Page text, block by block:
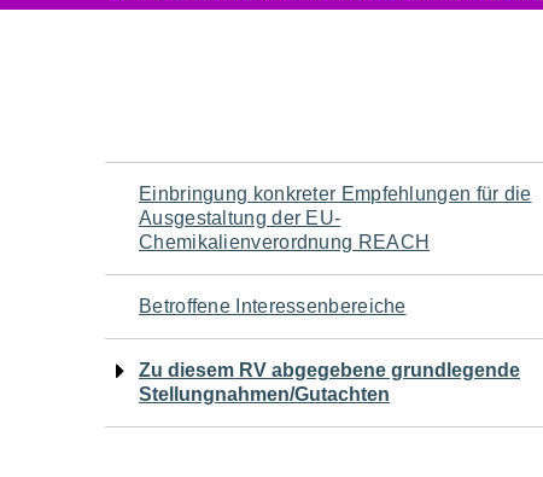
Navigation
für
den
Seiteninhalt
Einbringung konkreter Empfehlungen für die
Ausgestaltung der EU-
Chemikalienverordnung REACH
Betroffene Interessenbereiche
Zu diesem RV abgegebene grundlegende
Stellungnahmen/Gutachten